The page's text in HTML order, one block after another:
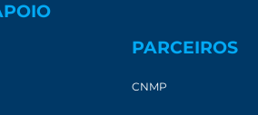
PARCEIROS
CNMP